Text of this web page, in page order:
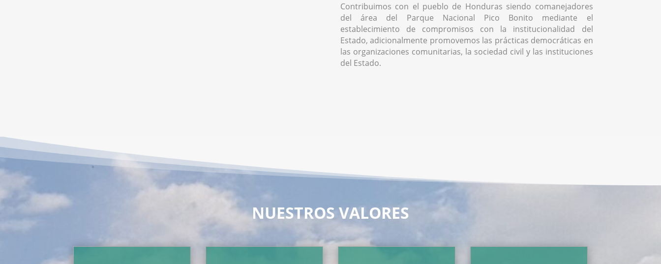
Contribuimos con el pueblo de Honduras siendo comanejadores
del área del Parque Nacional Pico Bonito mediante el
establecimiento de compromisos con la institucionalidad del
Estado, adicionalmente promovemos las prácticas democráticas en
las organizaciones comunitarias, la sociedad civil y las instituciones
del Estado.
NUESTROS VALORES